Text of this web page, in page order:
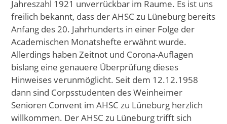
Jahreszahl 1921 unverrückbar im Raume. Es ist uns
freilich bekannt, dass der AHSC zu Lüneburg bereits
Anfang des 20. Jahrhunderts in einer Folge der
Academischen Monatshefte erwähnt wurde.
Allerdings haben Zeitnot und Corona-Auflagen
bislang eine genauere Überprüfung dieses
Hinweises verunmöglicht. Seit dem 12.12.1958
dann sind Corpsstudenten des Weinheimer
Senioren Convent im AHSC zu Lüneburg herzlich
willkommen. Der AHSC zu Lüneburg trifft sich